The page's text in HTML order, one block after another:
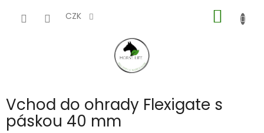
CZK
KOŠÍK
Vchod do ohrady Flexigate s
páskou 40 mm